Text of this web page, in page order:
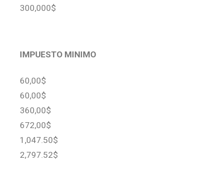
300,000$
IMPUESTO MINIMO
60,00$
60,00$
360,00$
672,00$
1,047.50$
2,797.52$